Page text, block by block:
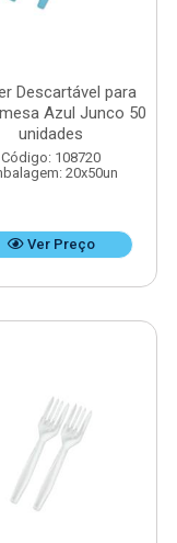
Descartável para
Azul Junco 50
unidades
Código: 108720
20x50un
Ver Preço